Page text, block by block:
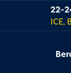
22-
ICE,